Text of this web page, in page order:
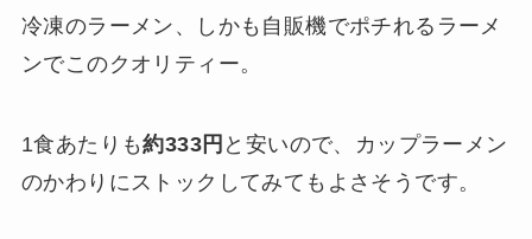
冷凍のラーメン、しかも自販機でポチれるラーメ
ンでこのクオリティー。
1食あたりも約333円 と安いので、カップラーメン
のかわりにストックしてみてもよさそうです。